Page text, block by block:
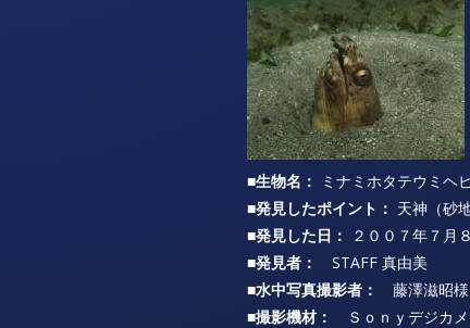
■生物名：
ミナミホタテウミヘ
■発見したポイント： 天神（砂地
■発見した日：
２００７年７月
■発見者：
STAFF 真由美
■水中写真撮影者：
藤澤滋昭様
■撮影機材：
Ｓｏｎｙデジカメ